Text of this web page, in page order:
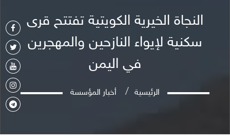
النجاة الخيرية الكويتية تفتتح قرى
سكنية لإيواء النازحين والمهجرين
في اليمن
الرئيسية أخبار المؤسسة